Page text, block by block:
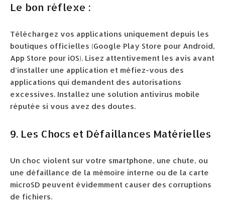
Le bon réflexe :
Téléchargez vos applications uniquement depuis les
boutiques officielles (Google Play Store pour Android,
App Store pour iOS). Lisez attentivement les avis avant
d’installer une application et méfiez-vous des
applications qui demandent des autorisations
excessives. Installez une solution antivirus mobile
réputée si vous avez des doutes.
9. Les Chocs et Défaillances Matérielles
Un choc violent sur votre smartphone, une chute, ou
une défaillance de la mémoire interne ou de la carte
microSD peuvent évidemment causer des corruptions
de fichiers.